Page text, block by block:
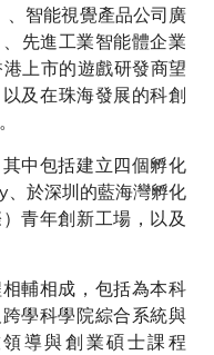
智能視覺產品公司廣
先進工業智能體企業
上市的遊戲研發商望
及在珠海發展的科創
中包括建立四個孵化
於深圳的藍海灣孵化
青年創新工場，以及
輔相成，包括為本科
學科學院綜合系統與
導與創業碩士課程